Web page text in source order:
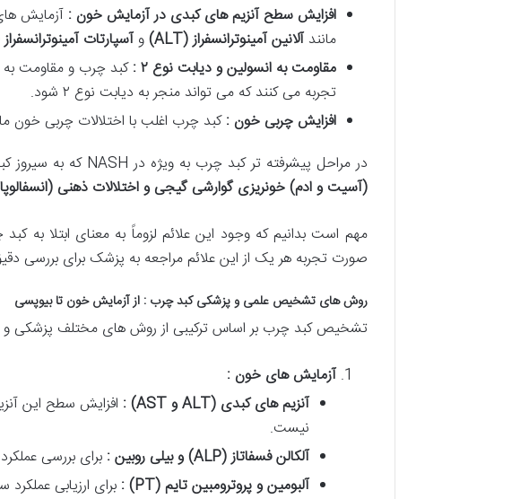
افزایش سطح آنزیم های کبدی در آزمایش خون :آزمایش
مانندآلانین آمینوترانسفراز(ALT) وآسپارتات آمینوترانسفراز
مقاومت به انسولین و دیابت نوع۲:کبد چرب و مقاومت به
تجربه می کنند که می تواند منجر به دیابت نوع ۲ شود.
افزایش چربی خون :کبد چرب اغلب با اختلالات چربی خون
در مراحل پیشرفته تر کبد چرب به ویژه در NASH که به سیروز کبدی منجر می شود علائم جدی تری مانند
(آسیت و ادم) خونریزی گوارشی گیجی و اختلالات ذهنی
مهم است بدانیم که وجود این علائم لزوماً به معنای ابتلا به
صورت تجربه هر یک از این علائم مراجعه به پزشک برای
روش های تشخیص علمی و پزشکی کبد چرب : از آزمایش خون تا بیوپسی
تشخیص کبد چرب بر اساس ترکیبی از روش های مختلف پزشکی و
آزمایش های خون :
آنزیم های کبدی (ALT وAST)
: افزایش سطح این
نیست.
آلکالن فسفاتاز(ALP) و بیلی روبین :برای بررسی
آلبومین و پروترومبین تایم(PT)
:برای ارزیابی عملکرد